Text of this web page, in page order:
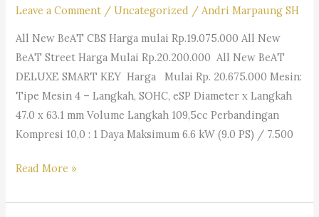
Leave a Comment /Uncategorized /Andri Marpaung SH
All New BeAT CBS Harga mulai Rp.19.075.000 All New
BeAT Street Harga Mulai Rp.20.200.000 All New BeAT
DELUXE SMART KEY Harga Mulai Rp. 20.675.000 Mesin:
Tipe Mesin 4 – Langkah, SOHC, eSP Diameter x Langkah
47.0 x 63.1 mm Volume Langkah 109,5cc Perbandingan
Kompresi 10,0 : 1 Daya Maksimum 6.6 kW (9.0 PS) / 7.500
#MotorRancamanyar,
#BikersRancamanyar,
Read More »